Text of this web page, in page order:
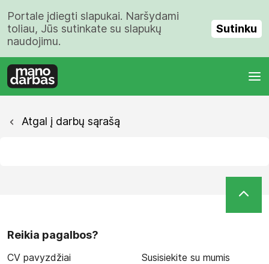
Portale įdiegti slapukai. Naršydami
toliau, Jūs sutinkate su slapukų
naudojimu.
Sutinku
Atgal į darbų sąrašą
Reikia pagalbos?
CV pavyzdžiai Susisiekite su mumis